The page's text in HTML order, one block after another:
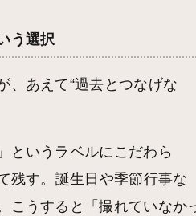
う選択
、あえて“過去とつなげな
というラベルにこだわら
残す。誕生日や季節行事な
こうすると「撮れていなか